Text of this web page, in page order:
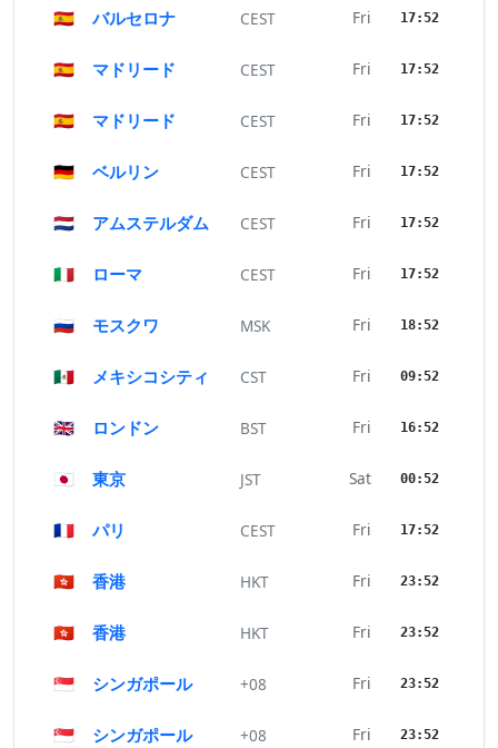
🇪🇸 バルセロナ CEST Fri 17:52
🇪🇸 マドリード CEST Fri 17:52
🇪🇸 マドリード CEST Fri 17:52
🇩🇪 ベルリン CEST Fri 17:52
🇳🇱 アムステルダム CEST Fri 17:52
🇮🇹 ローマ CEST Fri 17:52
🇷🇺 モスクワ MSK Fri 18:52
🇲🇽 メキシコシティ CST Fri 09:52
🇬🇧 ロンドン BST Fri 16:52
🇯🇵 東京 JST Sat 00:52
🇫🇷 パリ CEST Fri 17:52
🇭🇰 香港 HKT Fri 23:52
🇭🇰 香港 HKT Fri 23:52
🇸🇬 シンガポール +08 Fri 23:52
🇸🇬 シンガポール +08 Fri 23:52